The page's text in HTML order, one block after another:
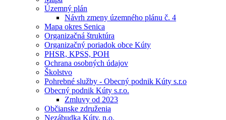
Územný plán
Návrh zmeny územného plánu č. 4
Mapa okres Senica
Organizačná štruktúra
Organizačný poriadok obce Kúty
PHSR, KPSS, POH
Ochrana osobných údajov
Školstvo
Pohrebné služby - Obecný podnik Kúty s.r.o
Obecný podnik Kúty s.r.o.
Zmluvy od 2023
Občianske združenia
Nezábudka Kúty, n.o.